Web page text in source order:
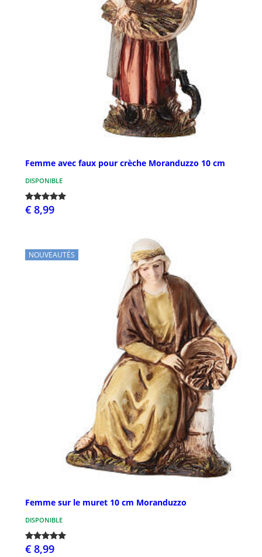
Femme avec faux pour crèche Moranduzzo 10 cm
DISPONIBLE
€ 8,99
NOUVEAUTÉS
Femme sur le muret 10 cm Moranduzzo
DISPONIBLE
€ 8,99